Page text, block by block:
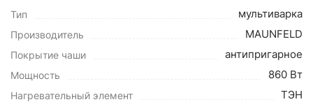
Тип мультиварка
Производитель MAUNFELD
Покрытие чаши антипригарное
Мощность 860 Вт
Нагревательный элемент ТЭН